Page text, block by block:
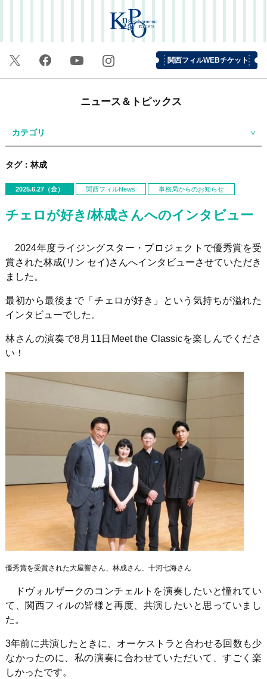
関西フィルWEBチケット
ニュース＆トピックス
カテゴリ
タグ：林成
2025.6.27（金） 関西フィルNews 事務局からのお知らせ
チェロが好き/林成さんへのインタビュー
2024年度ライジングスター・プロジェクトで優秀賞を受
賞された林成(リン セイ)さんへインタビューさせていただき
ました。
最初から最後まで「チェロが好き」という気持ちが溢れた
インタビューでした。
林さんの演奏で8 月 11 日 Meet the Classicを楽しんでくださ
い！
優秀賞を受賞された大屋響さん、林成さん、十河七海さん
ドヴォルザークのコンチェルトを演奏したいと憧れてい
て、関西フィルの皆様と再度、共演したいと思っていまし
た。
3年前に共演したときに、オーケストラと合わせる回数も少
なかったのに、私の演奏に合わせていただいて、すごく楽
しかったです。